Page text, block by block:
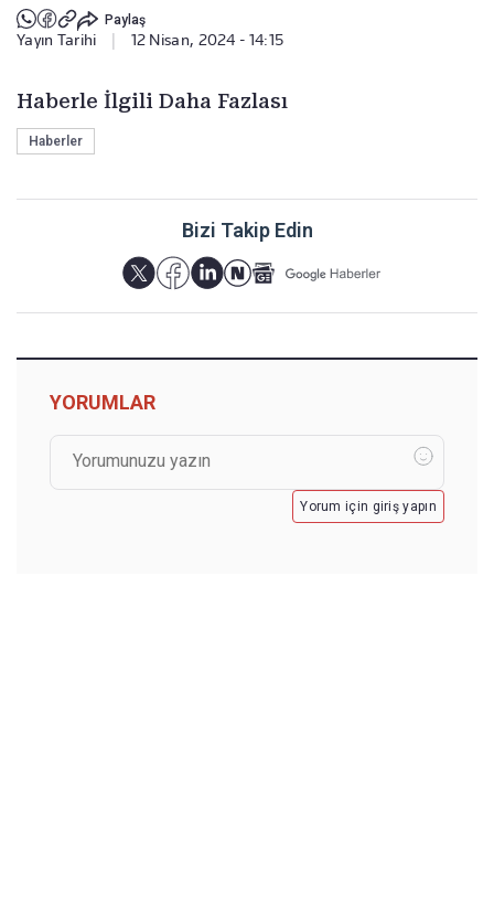
Paylaş
Yayın Tarihi 12 Nisan, 2024 - 14:15
Haberle İlgili Daha Fazlası
Haberler
Bizi Takip Edin
YORUMLAR
Yorum için giriş yapın